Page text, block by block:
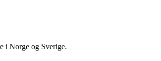
i Norge og Sverige.